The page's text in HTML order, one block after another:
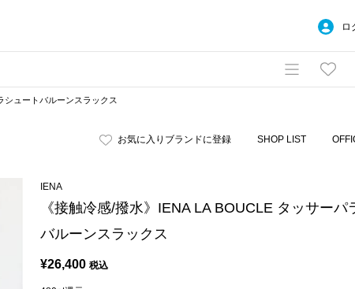
ロ
シュートバルーンスラックス
お気に入りブランドに登録 SHOP LIST
IENA
《接触冷感/撥水》IENA LA BOUCLE タッサーパ
バルーンスラックス
¥26,400 税込